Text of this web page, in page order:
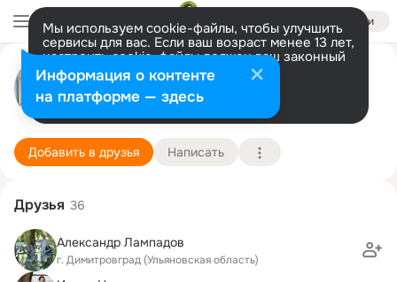
Войти
Мы используем cookie-файлы, чтобы улучшить
сервисы для вас. Если ваш возраст менее 13 лет,
настроить cookie-файлы должен ваш законный
представитель. Больше информации
Разрешить все Настроить
Ирина Поданева
Баньос 19 апреля (58 лет)
Подробнее
Добавить в друзья Написать
Друзья 36
Александр Лампадов
г. Димитровград (Ульяновская область)
Информация о контенте
на платформе — здесь